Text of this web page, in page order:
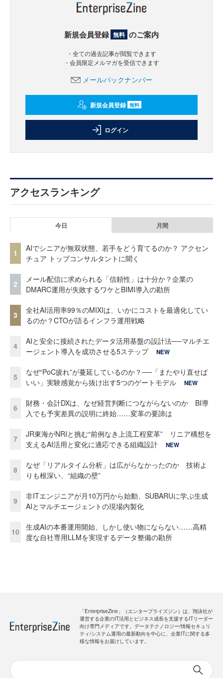
新規会員登録 無料 のご案内
・全ての過去記事が閲覧できます
・会員限定メルマガを受信できます
メールバックナンバー
新規会員登録 無料
ログイン
アクセスランキング
今日 月間
1
AIでシニアが無双状態、若手をどう育てるのか？ アクセン
チュア トップコンサルタントに聞く
2
メール配信に求められる「信頼性」は十分か？企業の
DMARC運用が失敗するワケとBIMI導入の勘所
3
全社AI活用率99％のMIXIは、いかにコストを最適化してい
るのか？CTOが語るインフラ運用戦略
4
AIと安全に接続されたデータ活用基盤の設計法──マルチエ
ージェント導入を成功させる5ステップ
NEW
5
なぜ“PoC疲れ”が蔓延しているのか？──「またやり直せば
いい」実験感覚から抜け出す5つのゲートモデル
NEW
6
財務・会計DXは、なぜ経営判断につながらないのか BI導
入でも予実差異の説明に終始……変革の要諦は
7
JR東海がNRIと挑む“前例なき上流工程変革” リニア構想を
支えるAI活用と変化に適応できる組織設計
NEW
8
なぜ「リアルタイム分析」は広がらなかったのか 技術よ
りも根深い、“組織の壁”
9
非ITエンジニアが月10万円から始動、SUBARUに学ぶ生成
AIとマルチエージェントの現場内製化
10
生成AIの本番運用開始、しかし使い物にならない……高精
度な自社専用LLMを実現するデータ整備の勘所
「EnterpriseZine」（エンタープライズジン）は、翔泳社が
運営する企業のIT活用とビジネス成長を支援するITリーダー
向け専門メディアです。データテクノロジー/情報セキュリ
ティ/システム運用の最新動向を中心に、企業ITに関する多
様な情報をお届けしています。